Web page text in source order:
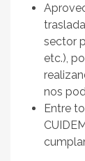
sector
etc.),
nos
Entre